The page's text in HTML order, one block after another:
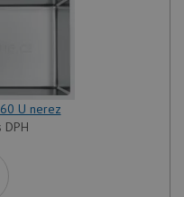
U nerez